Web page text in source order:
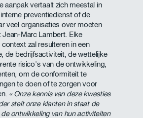
aanpak vertaalt zich meestal in
preventiedienst of de
veel organisaties over moeten
Jean-Marc Lambert. Elke
zal resulteren in een
de bedrijfsactiviteit, de wettelijke
risico's van de ontwikkeling,
om de conformiteit te
te doen of te zorgen voor
« Onze kennis van deze kwesties
stelt onze klanten in staat de
ontwikkeling van hun activiteiten